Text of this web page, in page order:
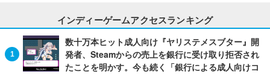
インディーゲームアクセスランキング
数十万本ヒット成人向け『ヤリステメスブター』開
発者、Steamからの売上を銀行に受け取り拒否され
たことを明かす。今も続く「銀行による成人向けコ